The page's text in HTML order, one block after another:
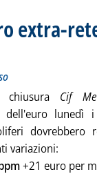
extra-
carburanti all'ingrosso
9.25.
Cif
dell'euro lunedì
dovrebbero
variazioni:
+21 euro per